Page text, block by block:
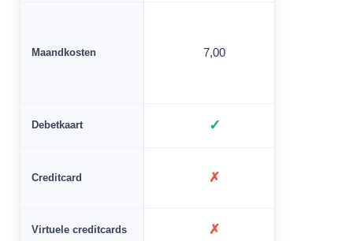
Maandkosten 7,00
Debetkaart ✓
Creditcard ✗
Virtuele creditcards ✗